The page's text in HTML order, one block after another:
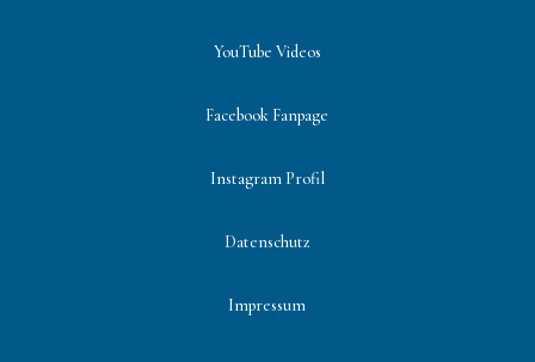
YouTube Videos
Facebook Fanpage
Instagram Profil
Datenschutz
Impressum